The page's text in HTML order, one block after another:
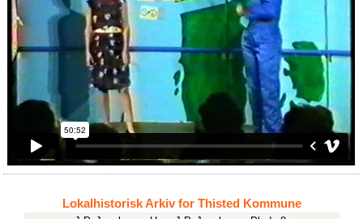
Lokalhistorisk Arkiv for Thisted Kommune